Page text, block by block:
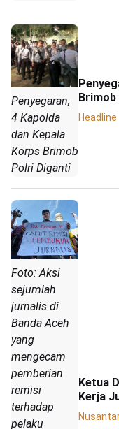
Penyegaran,
4 Kapolda
dan Kepala
Korps Brimob
Polri Diganti
Headline
Foto: Aksi
sejumlah
jurnalis di
Banda Aceh
yang
mengecam
pemberian
remisi
terhadap
pelaku
Ketua
Kerja